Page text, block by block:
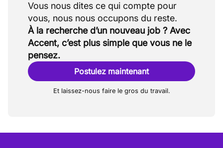
Vous nous dites ce qui compte pour
À la recherche d’un nouveau job ? Avec
Accent, c’est plus simple que vous ne le
pensez.
Postulez maintenant
Et laissez-nous faire le gros du travail.